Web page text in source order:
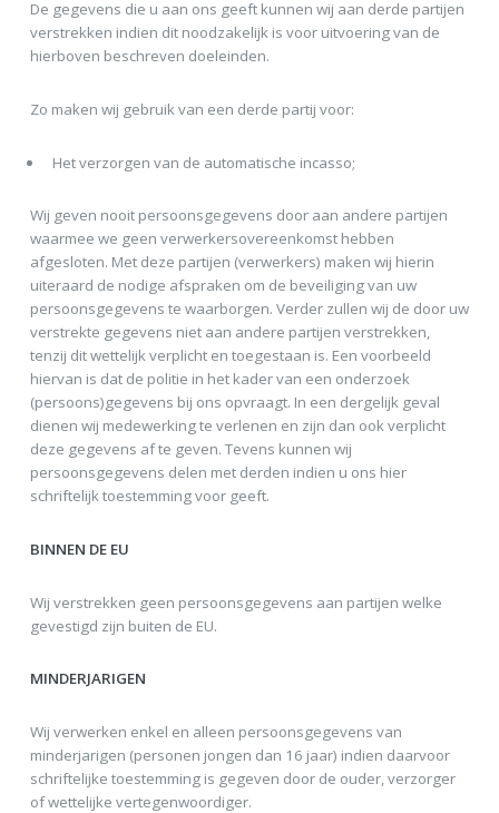
De gegevens die u aan ons geeft kunnen wij aan derde partijen
verstrekken indien dit noodzakelijk is voor uitvoering van de
hierboven beschreven doeleinden.
Zo maken wij gebruik van een derde partij voor:
Het verzorgen van de automatische incasso;
Wij geven nooit persoonsgegevens door aan andere partijen
waarmee we geen verwerkersovereenkomst hebben
afgesloten. Met deze partijen (verwerkers) maken wij hierin
uiteraard de nodige afspraken om de beveiliging van uw
persoonsgegevens te waarborgen. Verder zullen wij de door uw
verstrekte gegevens niet aan andere partijen verstrekken,
tenzij dit wettelijk verplicht en toegestaan is. Een voorbeeld
hiervan is dat de politie in het kader van een onderzoek
(persoons)gegevens bij ons opvraagt. In een dergelijk geval
dienen wij medewerking te verlenen en zijn dan ook verplicht
deze gegevens af te geven. Tevens kunnen wij
persoonsgegevens delen met derden indien u ons hier
schriftelijk toestemming voor geeft.
BINNEN DE EU
Wij verstrekken geen persoonsgegevens aan partijen welke
gevestigd zijn buiten de EU.
MINDERJARIGEN
Wij verwerken enkel en alleen persoonsgegevens van
minderjarigen (personen jongen dan 16 jaar) indien daarvoor
schriftelijke toestemming is gegeven door de ouder, verzorger
of wettelijke vertegenwoordiger.